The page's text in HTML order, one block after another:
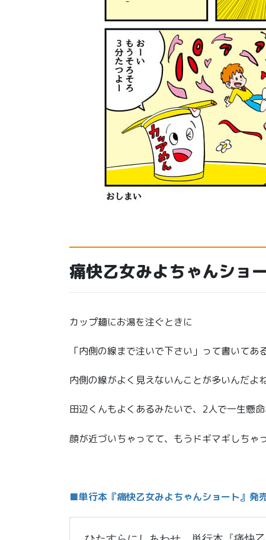
痛快乙女みよちゃんショ
カップ麺にお湯を注ぐときに
「内側の線まで注いで下さい」って書いてあ
内側の線がよく見えないんことが多いんだよ
田辺くんもよくあるみたいで、2人で一生懸
顔が近づいちゃってて、もうドギマギしちゃ
■単行本『痛快乙女みよちゃんショート』発